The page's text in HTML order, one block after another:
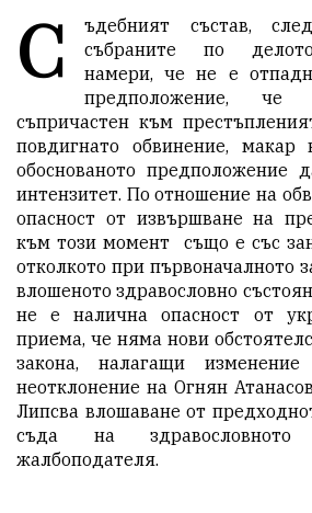
С
ъдебният състав,
събраните по делото
намери, че не е
предположение, че
съпричастен към
повдигнато обвинение,
обоснованото предположение
интензитет. По отношение на
опасност от извършване на
към този момент също е със
отколкото при първоначалното
влошеното здравословно
не е налична опасност от
приема, че няма нови
закона, налагащи
неотклонение на Огнян
Липсва влошаване от
съда на
жалбоподателя.